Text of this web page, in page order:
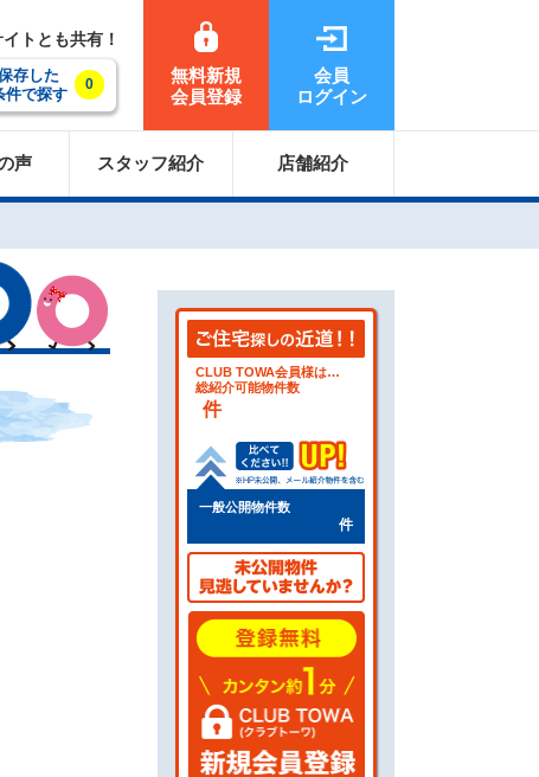
トとも共有！
存した
件で探す
0
無料新規
会員登録
会員
ログイン
声 スタッフ紹介 店舗紹介
CLUB TOWA会員様は…
総紹介可能物件数
件
一般公開物件数
件